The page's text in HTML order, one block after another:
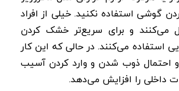
گوشی استفاده نکنید. خیلی از افراد
می‌کنند و برای سریع‌تر خشک کردن
استفاده می‌کنند. در حالی که این کار
و احتمال ذوب شدن و وارد کردن آسیب
داخلی را افزایش می‌دهد.